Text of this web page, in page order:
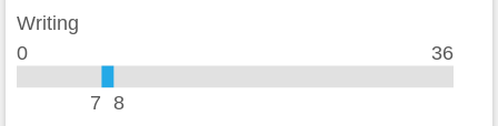
加重暴行
窃盗 11
自動車盗難
Writing
0 36
7 8